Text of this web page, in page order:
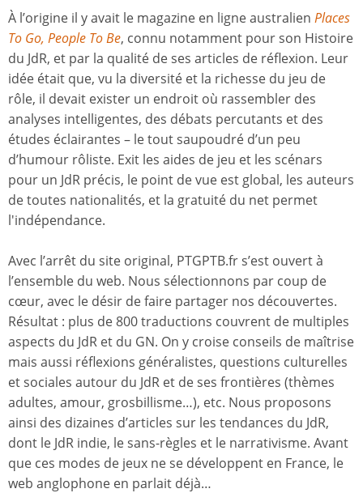
À l’origine il y avait le magazine en ligne australien Places
To Go, People To Be, connu notamment pour son Histoire
du JdR, et par la qualité de ses articles de réflexion. Leur
idée était que, vu la diversité et la richesse du jeu de
rôle, il devait exister un endroit où rassembler des
analyses intelligentes, des débats percutants et des
études éclairantes – le tout saupoudré d’un peu
d’humour rôliste. Exit les aides de jeu et les scénars
pour un JdR précis, le point de vue est global, les auteurs
de toutes nationalités, et la gratuité du net permet
l'indépendance.
Avec l’arrêt du site original, PTGPTB.fr s’est ouvert à
l’ensemble du web. Nous sélectionnons par coup de
cœur, avec le désir de faire partager nos découvertes.
Résultat : plus de 800 traductions couvrent de multiples
aspects du JdR et du GN. On y croise conseils de maîtrise
mais aussi réflexions généralistes, questions culturelles
et sociales autour du JdR et de ses frontières (thèmes
adultes, amour, grosbillisme…), etc. Nous proposons
ainsi des dizaines d’articles sur les tendances du JdR,
dont le JdR indie, le sans-règles et le narrativisme. Avant
que ces modes de jeux ne se développent en France, le
web anglophone en parlait déjà…